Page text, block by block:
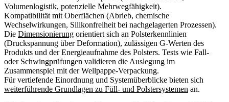
Volumenlogistik, potenzielle Mehrwegfähigkeit).
Kompatibilität mit Oberflächen (Abrieb, chemische
Wechselwirkungen, Silikonfreiheit bei nachgelagerten Prozessen).
Die Dimensionierung orientiert sich an Polsterkennlinien
(Druckspannung über Deformation), zulässigen G‑Werten des
Produkts und der Energieaufnahme des Polsters. Tests wie Fall-
oder Schwingprüfungen validieren die Auslegung im
Zusammenspiel mit der Wellpappe-Verpackung.
Für vertiefende Einordnung und Systemüberblicke bieten sich
weiterführende Grundlagen zu Füll- und Polstersystemen an.